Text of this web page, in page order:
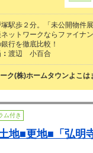
駅歩２分。「未公開物件
ットワークならファイナ
行を徹底比較！
渡辺 小百合
ク(株)ホームタウンよこは
ム付き
地■更地■「弘明